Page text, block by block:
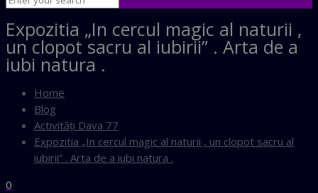
Expozitia „In cercul magic al naturii ,
un clopot sacru al iubirii” . Arta de a
iubi natura .
Home
Blog
Activităţi Dava 77
Expozitia „In cercul magic al naturii , un clopot sacru al
iubirii” . Arta de a iubi natura .
0